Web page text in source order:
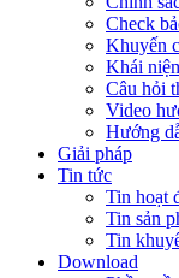
Check
Khuyến
Khái
Câu hỏi
Video
Hướng
Giải pháp
Tin tức
Tin hoạt
Tin sản
Tin
Download